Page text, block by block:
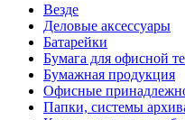
Везде
Деловые аксессуары
Батарейки
Бумага для офисной
Бумажная продукция
Офисные
Папки, системы